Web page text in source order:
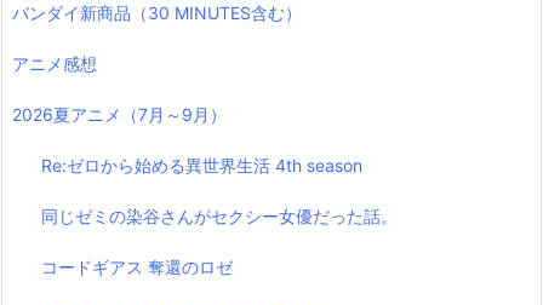
バンダイ新商品（30 MINUTES含む）
アニメ感想
2026夏アニメ（7月～9月）
Re:ゼロから始める異世界生活 4th season
同じゼミの染谷さんがセクシー女優だった話。
コードギアス 奪還のロゼ